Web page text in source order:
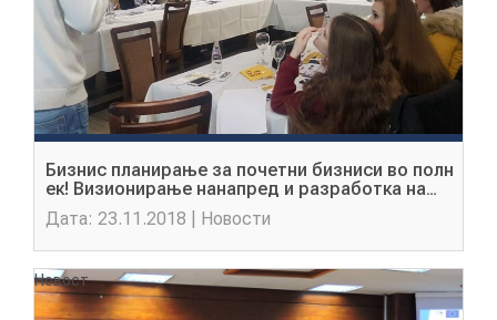
ПРОЕКТИ
УСЛУГИ
ПОВИЦИ
Бизнис планирање за почетни бизниси во полн
ек! Визионирање нанапред и разработка на
идеи за назив на компанијата, како и
утврдување главни проблеми кои треба да се
разрешат во фазата на започнување!
Дата: 23.11.2018 | Новости
Новост